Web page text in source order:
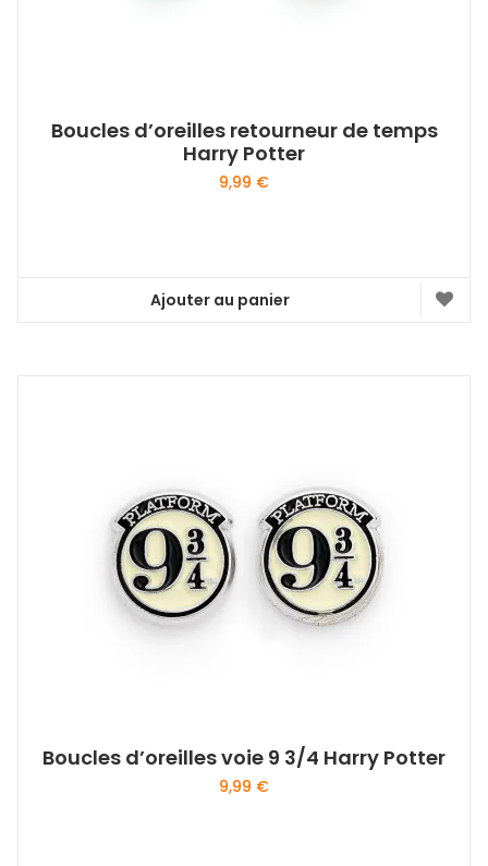
Boucles d’oreilles retourneur de temps
Harry Potter
9,99 €
Ajouter au panier
Boucles d’oreilles voie 9 3/4 Harry Potter
9,99 €